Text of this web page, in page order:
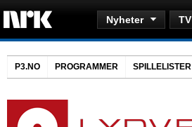
Nyheter TV
P3.NO PROGRAMMER SPILLELISTER